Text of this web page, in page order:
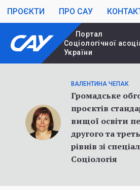
ПРОЄКТИ ПРО САУ
Портал
Cоціологічної
України
ВАЛЕНТИНА ЧЕПАК
Громадське
проєктів
вищої освіти
другого та
рівнів зі
Соціологія